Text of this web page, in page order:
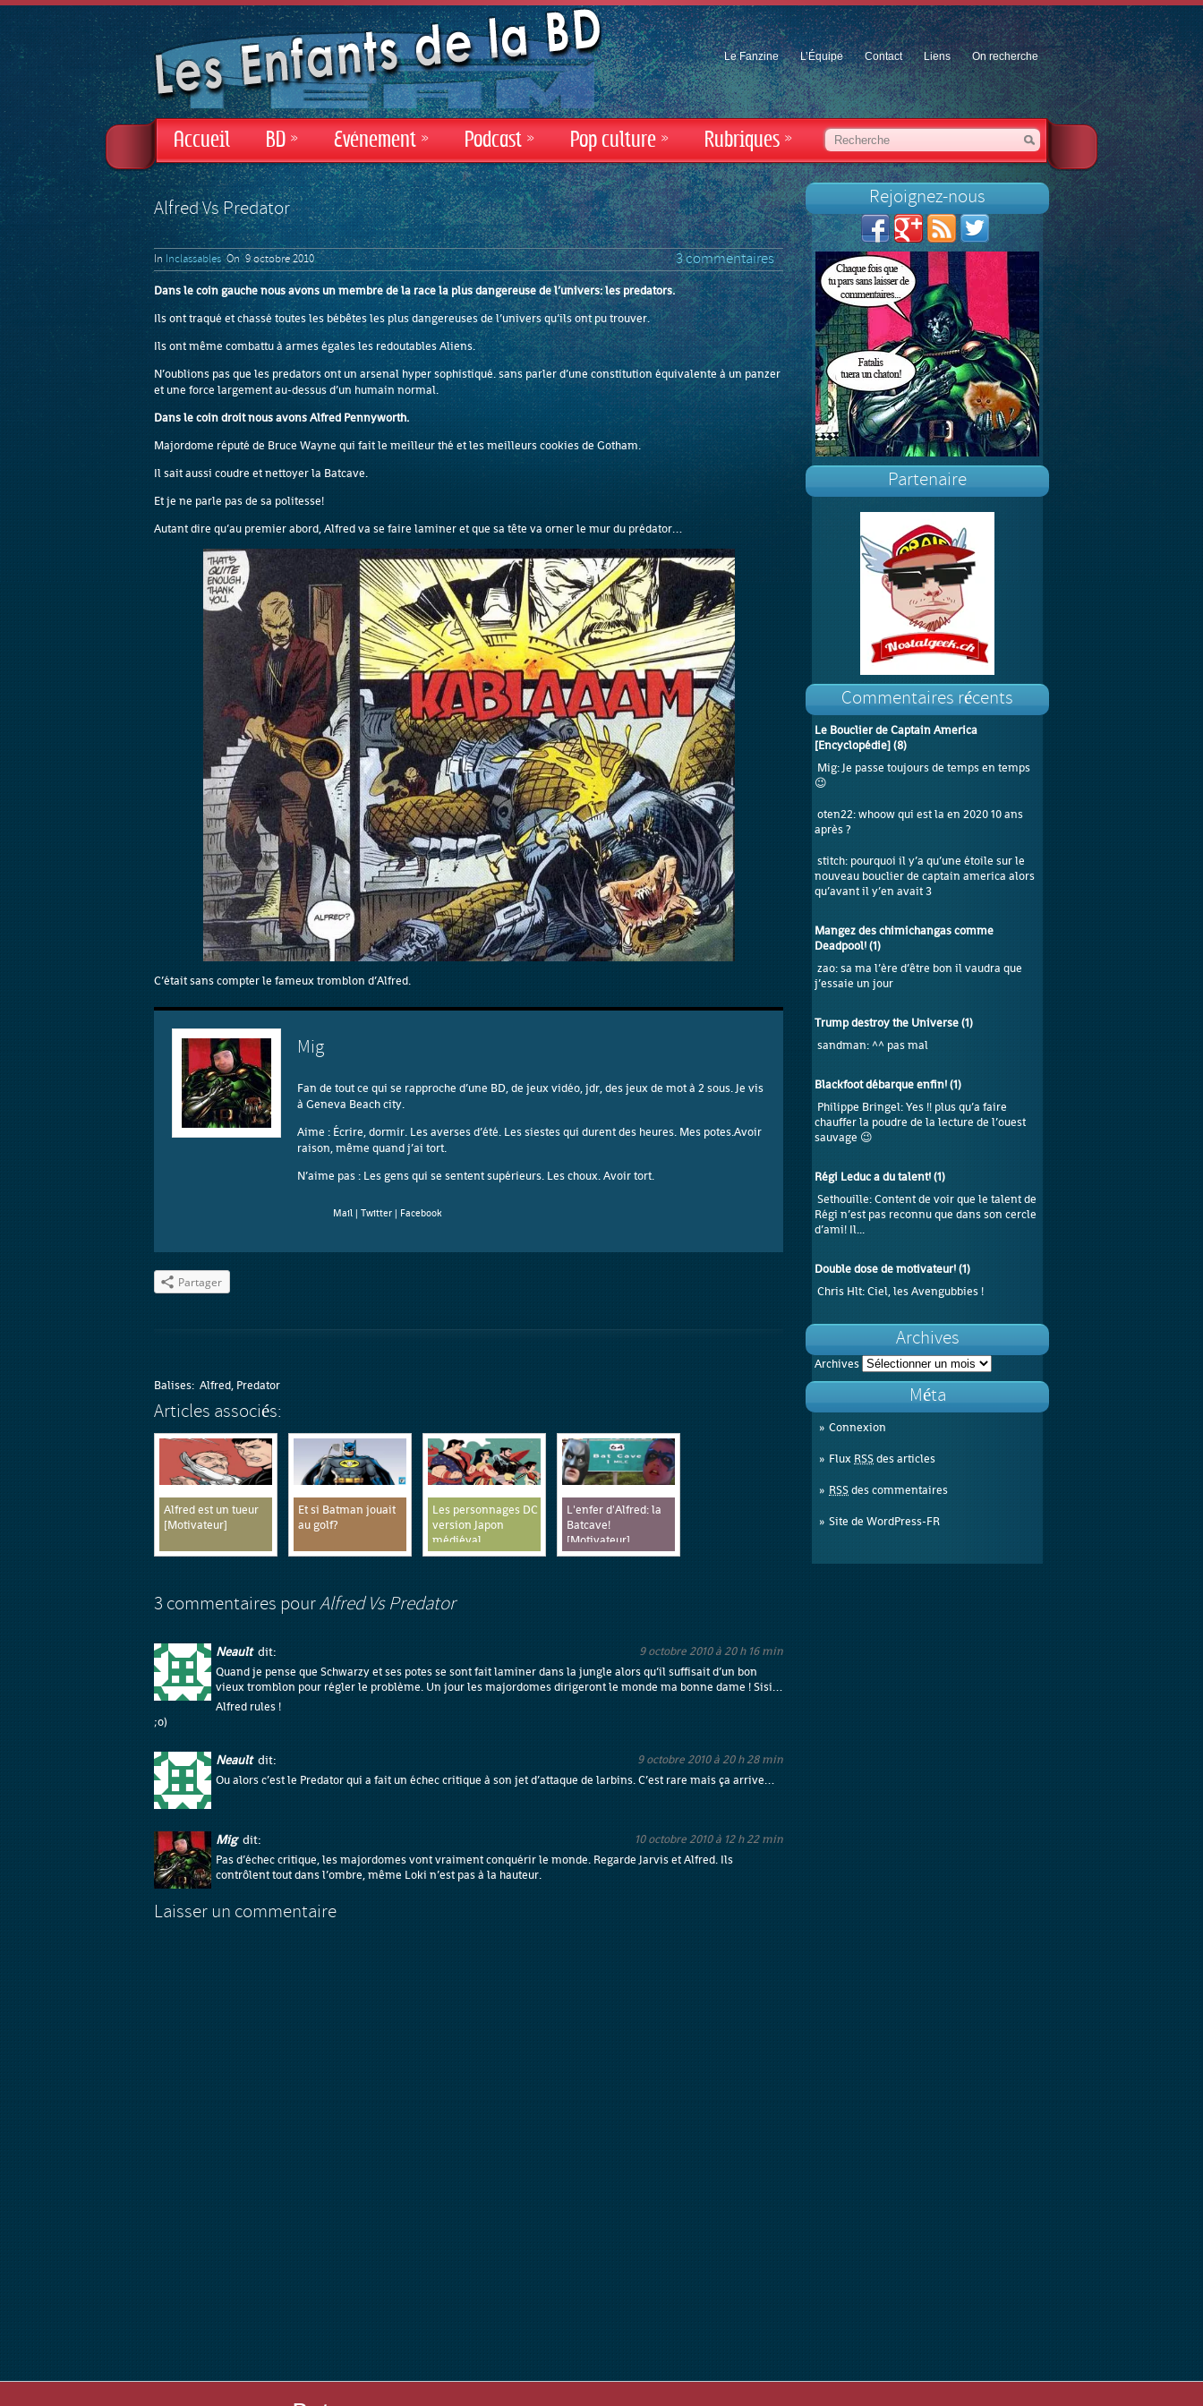
Le Fanzine L’Équipe Contact Liens On recherche
Accueil BD » Evénement » Podcast » Pop culture » Rubriques »
Rejoignez-nous
Partenaire
Commentaires récents
Le Bouclier de Captain America
[Encyclopédie](8)
Mig: Je passe toujours de temps en temps
😉
oten22: whoow qui est la en 2020 10 ans
après ?
stitch: pourquoi il y’a qu’une étoile sur le
nouveau bouclier de captain america alors
qu’avant il y’en avait 3
Mangez des chimichangas comme
Deadpool!(1)
zao: sa ma l’ère d’être bon il vaudra que
j’essaie un jour
Trump destroy the Universe(1)
sandman: ^^ pas mal
Blackfoot débarque enfin!(1)
Philippe Bringel: Yes !! plus qu’a faire
chauffer la poudre de la lecture de l’ouest
sauvage 😉
Régi Leduc a du talent!(1)
Sethouille: Content de voir que le talent de
Régi n’est pas reconnu que dans son cercle
d’ami! Il...
Double dose de motivateur!(1)
Chris Hlt: Ciel, les Avengubbies !
Archives
Archives
Méta
Connexion
Flux RSSdes articles
RSSdes commentaires
Site de WordPress-FR
Alfred Vs Predator
3 commentaires
In Inclassables On 9 octobre 2010
Dans le coin gauche nous avons un membre de la race la plus dangereuse de l’univers: lespredators.
Ils ont traqué et chassé toutes les bébêtes les plus dangereuses de l’univers qu’ils ont pu trouver.
Ils ont même combattu à armes égales les redoutables Aliens.
N’oublions pas que les predators ont un arsenal hyper sophistiqué. sans parler d’une constitution équivalente à un panzer
et une force largement au-dessus d’un humain normal.
Dans le coin droit nous avons Alfred Pennyworth.
Majordome réputé de Bruce Wayne qui fait le meilleur thé et les meilleurs cookies de Gotham.
Il sait aussi coudre et nettoyer la Batcave.
Et je ne parle pas de sa politesse!
Autant dire qu’au premier abord, Alfred va se faire laminer et que sa tête va orner le mur du prédator…
C’était sans compter le fameux tromblon d’Alfred.
Mig
Fan de tout ce qui se rapproche d’une BD, de jeux vidéo, jdr, des jeux de mot à 2 sous. Je vis
à Geneva Beach city.
Aime : Écrire, dormir. Les averses d’été. Les siestes qui durent des heures. Mes potes.Avoir
raison, même quand j’ai tort.
N’aime pas : Les gens qui se sentent supérieurs. Les choux. Avoir tort.
Mail | Twitter | Facebook
Partager
Balises: Alfred, Predator
Articles associés:
Alfred est un tueur
[Motivateur]
Et si Batman jouait
au golf?
Les personnages DC
version Japon
médiéval
L'enfer d'Alfred: la
Batcave!
[Motivateur]
3 commentaires pourAlfred Vs Predator
9 octobre 2010 à 20 h 16 min
Neault dit:
Quand je pense que Schwarzy et ses potes se sont fait laminer dans la jungle alors qu’il suffisait d’un bon
vieux tromblon pour régler le problème. Un jour les majordomes dirigeront le monde ma bonne dame ! Sisi…
Alfred rules !
;o)
9 octobre 2010 à 20 h 28 min
Neault dit:
Ou alors c’est le Predator qui a fait un échec critique à son jet d’attaque de larbins. C’est rare mais ça arrive…
10 octobre 2010 à 12 h 22 min
Mig dit:
Pas d’échec critique, les majordomes vont vraiment conquérir le monde. Regarde Jarvis et Alfred. Ils
contrôlent tout dans l’ombre, même Loki n’est pas à la hauteur.
Laisser un commentaire